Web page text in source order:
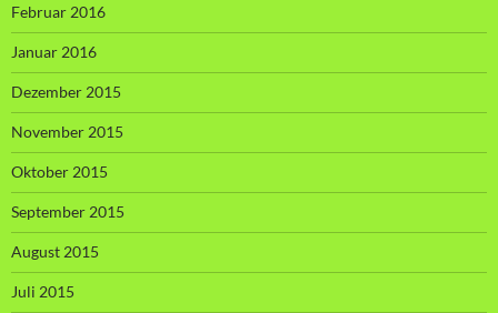
Februar 2016
Januar 2016
Dezember 2015
November 2015
Oktober 2015
September 2015
August 2015
Juli 2015